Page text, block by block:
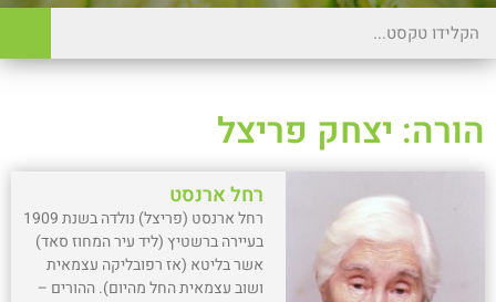
הורה: יצחק פריצל
רחל ארנסט
רחל ארנסט (פריצל) נולדה בשנת 1909
בעיירה ברשטיץ (ליד עיר המחוז סאד)
אשר בליטא (אז רפובליקה עצמאית
ושוב עצמאית החל מהיום). ההורים –